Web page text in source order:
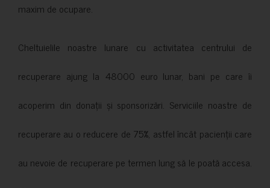
maxim de ocupare.
Cheltuielile noastre lunare cu activitatea centrului de
recuperare ajung la 48000 euro lunar, bani pe care îi
acoperim din donații și sponsorizări. Serviciile noastre de
recuperare au o reducere de 75%, astfel încât pacienții care
au nevoie de recuperare pe termen lung să le poată accesa.